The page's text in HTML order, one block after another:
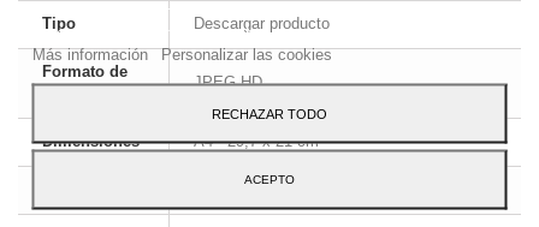
Tipo Descargar producto
Formato de
JPEG HD
Dimensiones A4 - 29,7 x 21 cm
Inglés y francés
preferencias mediante el análisis de sus hábitos de navegación.
Para dar su consentimiento sobre su uso pulse el botón Acepto.
Más información Personalizar las cookies
RECHAZAR TODO
ACEPTO